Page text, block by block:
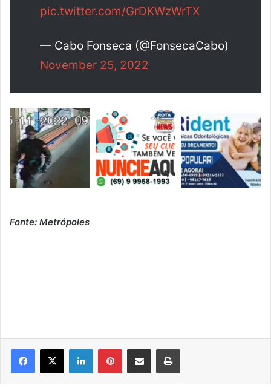
pic.twitter.com/GrDKWzWrTX
— Cabo Fonseca (@FonsecaCabo)
November 25, 2022
Fonte: Metrópoles